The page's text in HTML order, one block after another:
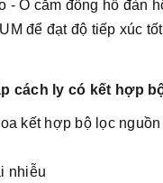
- Ổ cắm đồng hồ đàn
để đạt độ tiếp xúc
cách ly có kết hợp
kết hợp bộ lọc nguồn
nhiễu